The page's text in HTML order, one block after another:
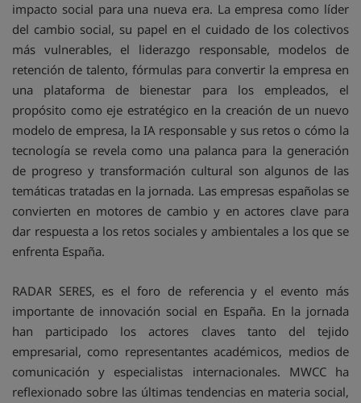
impacto social para una nueva era. La empresa como líder
del cambio social, su papel en el cuidado de los colectivos
más vulnerables, el liderazgo responsable, modelos de
retención de talento, fórmulas para convertir la empresa en
una plataforma de bienestar para los empleados, el
propósito como eje estratégico en la creación de un nuevo
modelo de empresa, la IA responsable y sus retos o cómo la
tecnología se revela como una palanca para la generación
de progreso y transformación cultural son algunos de las
temáticas tratadas en la jornada. Las empresas españolas se
convierten en motores de cambio y en actores clave para
dar respuesta a los retos sociales y ambientales a los que se
enfrenta España.
RADAR SERES, es el foro de referencia y el evento más
importante de innovación social en España. En la jornada
han participado los actores claves tanto del tejido
empresarial, como representantes académicos, medios de
comunicación y especialistas internacionales. MWCC ha
reflexionado sobre las últimas tendencias en materia social,